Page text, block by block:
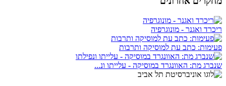
ריכרד ואגנר - מונוגרפיה
פעימות: כתב עת למוסיקה ותרבות
שנברג מת: האוונגרד במוסיקה - עלייתו ונ...